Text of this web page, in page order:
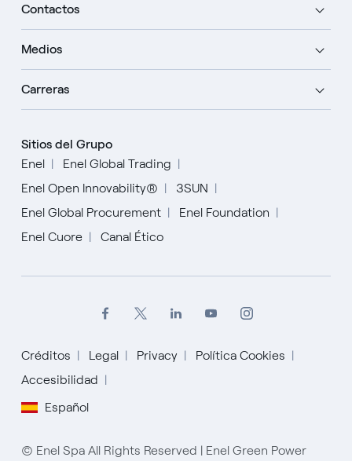
Contactos
Medios
Carreras
Sitios del Grupo
Enel
Enel Global Trading
Enel Open Innovability®
3SUN
Enel Global Procurement
Enel Foundation
Enel Cuore
Canal Ético
Créditos Legal Privacy
Política Cookies
Accesibilidad
Español
English
Español
Italiano
© Enel Spa All Rights Reserved | Enel Green Power